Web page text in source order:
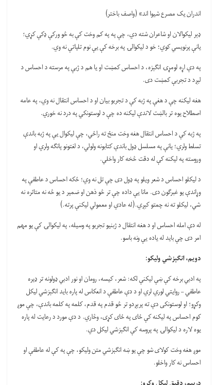
اندران یک مصرع شیوا اند» (واصف باختر)
ډېر لیکوالان او شاعران شته دي، چې په په کم وخت کې به څو ورکې ډکې کړي؛
یانې پرنویسي کوي؛ خو د لیکوالۍ په برخه کې یې نوم تلپاتې نه وي.
په دې اړه لومړۍ انګېزه، د احساس کمښت او یا هم د ژبې په مرسته د احساس د
لېږد د تجربې کمښت دی.
هغه لیکنه چې د هغې په ژبه کې د تجربو بیان او د احساس انتقال نه وي، په عامه
اصطلاح یوه تر بالښت لاندې لیکنه ده چې د لوستونکي په درد نه خوري.
په ژبه کې د احساس انتقال هغه وخت منځ ته راځي، چې لیکوال یې په ژبه باندې
تسلط ولري؛ یانې په مسلسل ډول باندې کتابونه ولولي، د لغتونو پانګه ولري او
وروسته په لیکنه کې له دقت څخه کار واخلي.
د لیکلو احساس د شعر ویلو په ډول دی چې تل نه وي؛ ځکه احساس د عاطفې په
وړاندې یو غبرګون دی. مانا یې داده چې تر څو ذهن او ضمیر د یو څه نه متاثره نه
شي، لیکلو ته نه چمتو کېږي.(له عادي او معمولي لیکنې پرته.)
له دې امله احساس او د هغه انتقال د ژبنیو تجربو په وسیله، په لیکوالۍ کې یو مهم
امر دی چې باید له یاده یې ونه باسو.
دویم، انګېزشي ولیکو:
په ادبي برخه کې ښې لیکنې لکه: شعر، کیسه، رومان او نور ادبي ډولونه تر ډیره
عاطفي – روایتي لوري لري او د دې عاطفې د انعکاس له پاره باید انګېزشي لیکل
وکړو؛ او لوستونکی دې ته پرېږدو تر څو قدم په قدم، کلمه په کلمه باندې، چې موږ
کوم احساس په لیکنه کې ځای په ځای کړی، وڅاري. د دې مورد د رعایت له پاره
یوه لاره د لیکوالۍ په پروسه کې انګېزشي لیکل دي.
موږ هغه وخت کولای شو چې یو ښه انګېزشي متن ولیکو، چې په کې له عاطفې او
احساس نه کار واخلو.